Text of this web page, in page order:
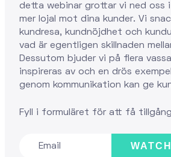
detta webinar grottar vi ned oss i
mer lojal mot dina kunder. Vi
kundresa, kundnöjdhet och
vad är egentligen skillnaden
Dessutom bjuder vi på flera
inspireras av och en drös
genom kommunikation kan ge
Fyll i formuläret för att få